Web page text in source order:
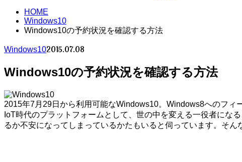
HOME
Windows10
Windows10の予約状況を確認する方法
Windows102015.07.08
Windows10の予約状況を確認する方法
2015年7月29日から利用可能なWindows10。Windows8へのフィ
IoT時代のプラットフォームとして、世の中を変える一役者にな
るか不安になってしまっているかたもいると伺っています。そ